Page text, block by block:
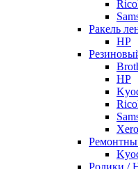
Ракель
HP
HP
Ролики /